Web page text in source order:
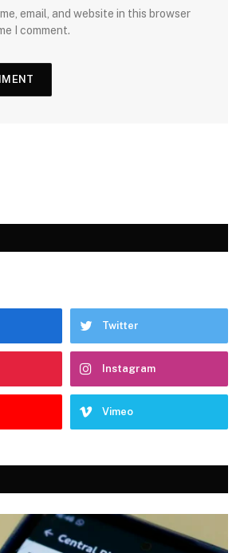
email, and website in this browser
I comment.
Twitter
Instagram
Vimeo